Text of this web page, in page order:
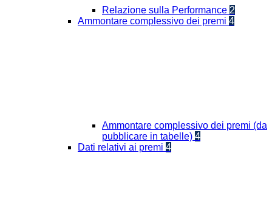
Relazione sulla Performance 2
Ammontare complessivo dei premi 4
Ammontare complessivo dei premi (da
pubblicare in tabelle) 4
Dati relativi ai premi 4